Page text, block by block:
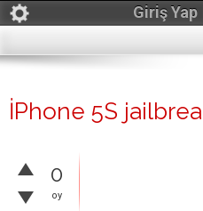
Giriş Yap
İPhone 5S
0
oy